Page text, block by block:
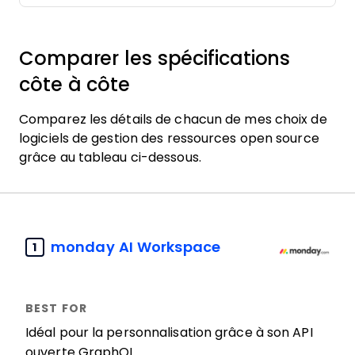
Comparer les spécifications
côte à côte
Comparez les détails de chacun de mes choix de
logiciels de gestion des ressources open source
grâce au tableau ci-dessous.
1 monday AI Workspace
Idéal pour la personnalisation grâce à son API
ouverte GraphQL